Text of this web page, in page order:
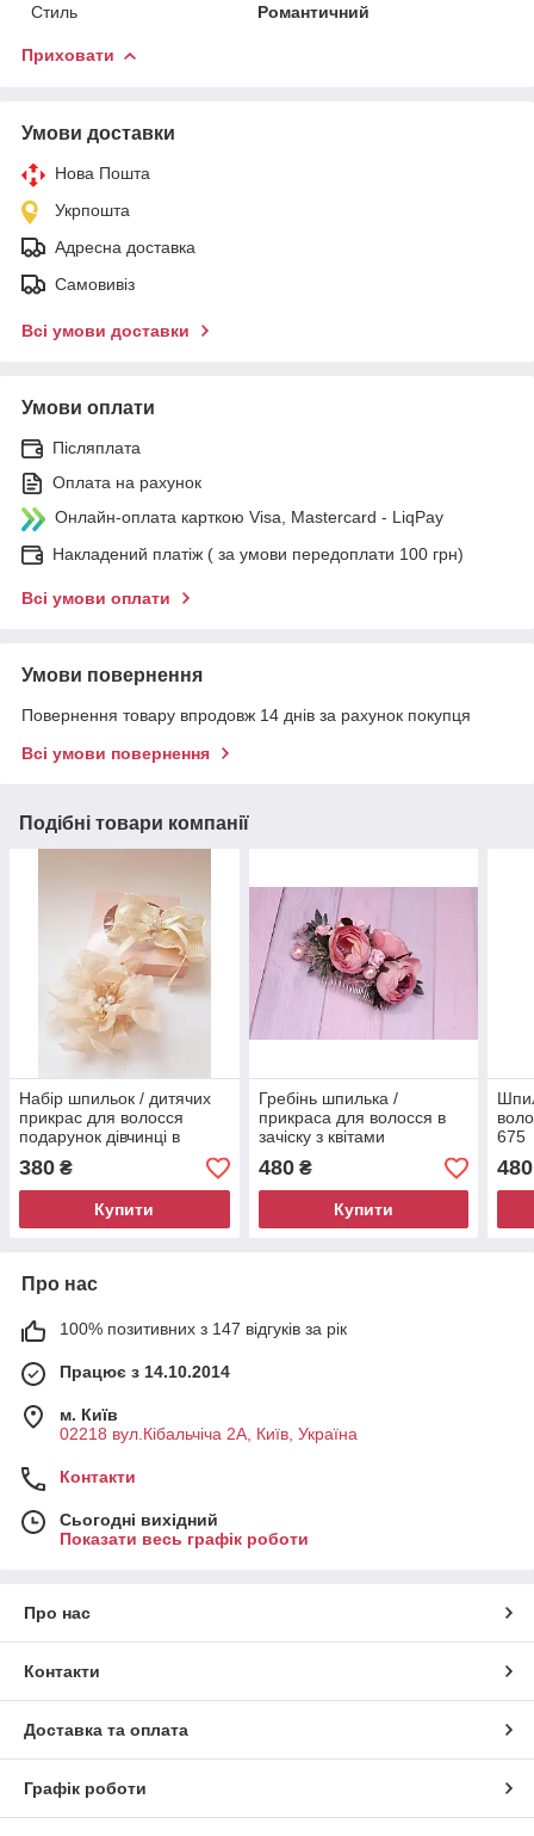
Стиль
Романтичний
Приховати
Умови доставки
Нова Пошта
Укрпошта
Адресна доставка
Самовивіз
Всі умови доставки
Умови оплати
Післяплата
Оплата на рахунок
Онлайн-оплата карткою Visa, Mastercard - LiqPay
Накладений платіж ( за умови передоплати 100 грн)
Всі умови оплати
Умови повернення
Повернення товару впродовж 14 днів за рахунок покупця
Всі умови повернення
Подібні товари компанії
Набір шпильок / дитячих
прикрас для волосся
подарунок дівчинці в
подарунковій коробці
пудровий
380 ₴
Купити
Гребінь шпилька /
прикраса для волосся в
зачіску з квітами
намистинами / с півоніями
пудровий 390
480₴
Купити
675
480
Про нас
100% позитивних з 147 відгуків за рік
Працює з 14.10.2014
м. Київ
02218 вул.Кібальчіча 2А, Київ, Україна
Контакти
Сьогодні вихідний
Показати весь графік роботи
Про нас
Контакти
Доставка та оплата
Графік роботи